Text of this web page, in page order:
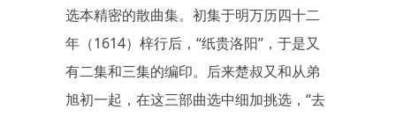
选本精密的散曲集。初集于明万历四十二
年（1614）梓行后，“纸贵洛阳”，于是又
有二集和三集的编印。后来楚叔又和从弟
旭初一起，在这三部曲选中细加挑选，“去